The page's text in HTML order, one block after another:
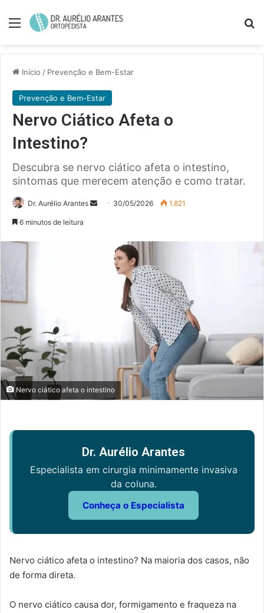
Menu
Início / Prevenção e Bem-Estar
Prevenção e Bem-Estar
Nervo Ciático Afeta o
Intestino?
Descubra se nervo ciático afeta o intestino,
sintomas que merecem atenção e como tratar.
Dr. Aurélio Arantes
Mande30/05/2026 1.821
6 minutos de leitura
Nervo ciático afeta o intestino
Dr. Aurélio Arantes
Especialista em cirurgia minimamente invasiva
da coluna.
Conheça o Especialista
Nervo ciático afeta o intestino? Na maioria dos casos, não
de forma direta.
O nervo ciático causa dor, formigamento e fraqueza na